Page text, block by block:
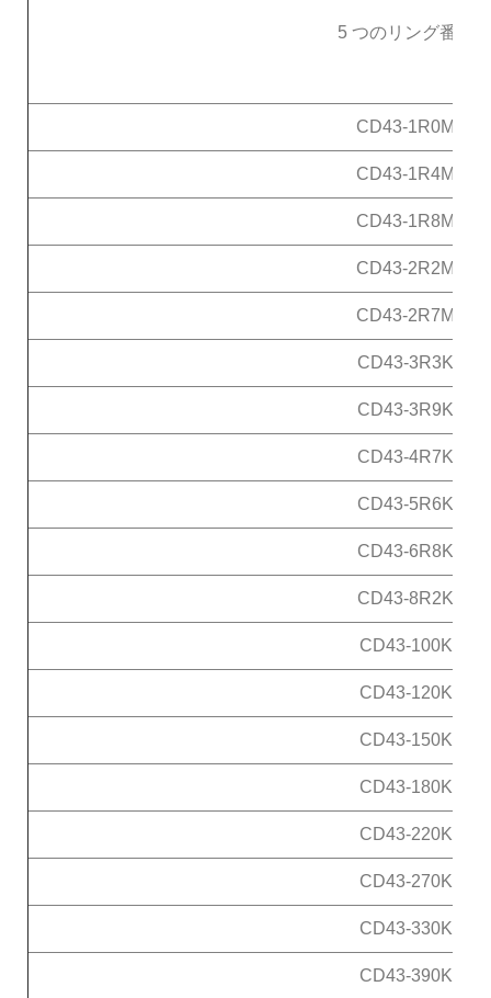
5 つのリング番号
CD43-1R0M
CD43-1R4M
CD43-1R8M
CD43-2R2M
CD43-2R7M
CD43-3R3K
CD43-3R9K
CD43-4R7K
CD43-5R6K
CD43-6R8K
CD43-8R2K
CD43-100K
CD43-120K
CD43-150K
CD43-180K
CD43-220K
CD43-270K
CD43-330K
CD43-390K